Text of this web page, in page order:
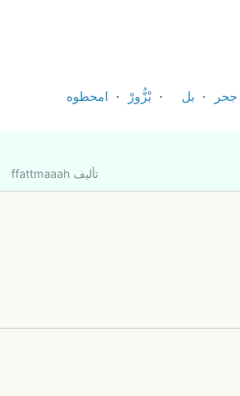
جحر بل بْزُّورْ امحطوه
تأليف ffattmaaah